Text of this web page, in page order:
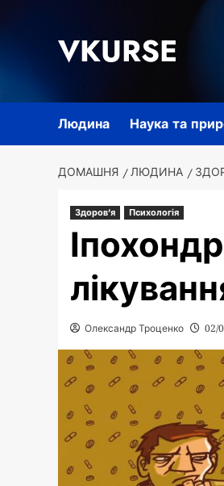
VKURSE
Людина Наука та
ДОМАШНЯ ЛЮДИНА
Здоров'я Психологія
Олександр Троценко 02/